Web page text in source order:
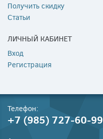
Получить скидку
Статьи
ЛИЧНЫЙ КАБИНЕТ
Вход
Регистрация
Телефон:
+7 (985) 727-60-99